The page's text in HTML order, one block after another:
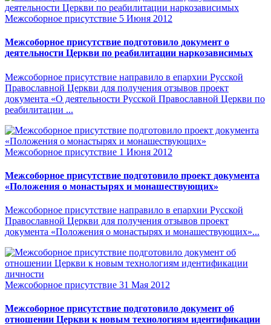
Межсоборное присутствие 5 Июня 2012
Межсоборное присутствие подготовило документ о
деятельности Церкви по реабилитации наркозависимых
Межсоборное присутствие направило в епархии Русской
Православной Церкви для получения отзывов проект
документа «О деятельности Русской Православной Церкви по
реабилитации ...
Межсоборное присутствие 1 Июня 2012
Межсоборное присутствие подготовило проект документа
«Положения о монастырях и монашествующих»
Межсоборное присутствие направило в епархии Русской
Православной Церкви для получения отзывов проект
документа «Положения о монастырях и монашествующих»...
Межсоборное присутствие 31 Мая 2012
Межсоборное присутствие подготовило документ об
отношении Церкви к новым технологиям идентификации